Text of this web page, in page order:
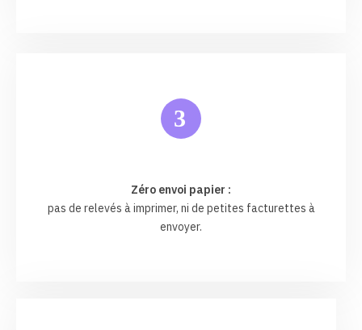
3
Zéro envoi papier :
pas de relevés à imprimer, ni de petites facturettes à
envoyer.